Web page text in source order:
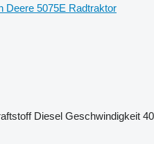
Deere 5075E Radtraktor
Diesel Geschwindigkeit 40